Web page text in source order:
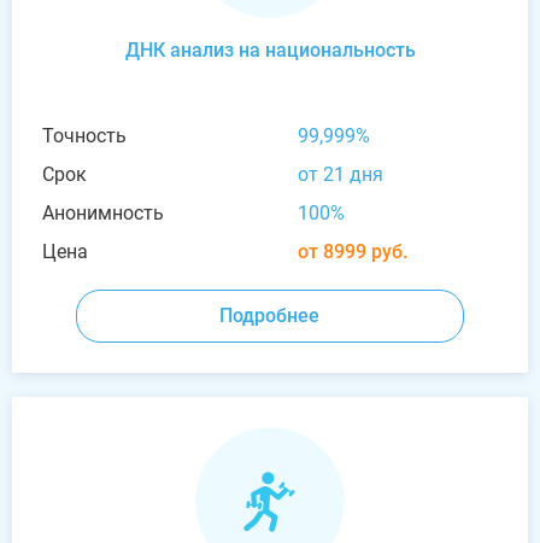
ДНК анализ на национальность
Точность
99,999%
Срок
от 21 дня
Анонимность
100%
Цена
от 8999 руб.
Подробнее